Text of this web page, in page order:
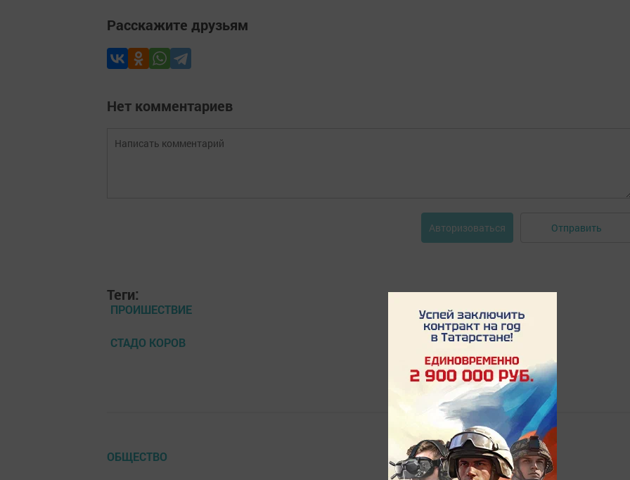
Расскажите друзьям
Нет комментариев
Авторизоваться Отправить
Теги:
ПРОИШЕСТВИЕ
СТАДО КОРОВ
ОБЩЕСТВО